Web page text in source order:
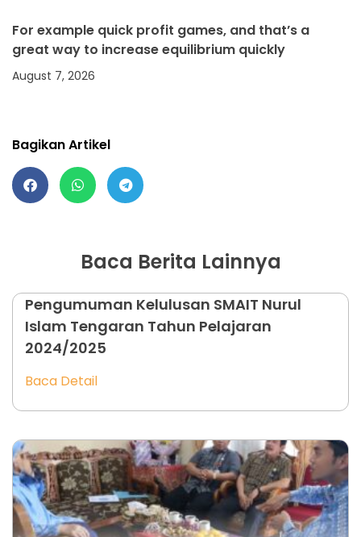
For example quick profit games, and that’s a
great way to increase equilibrium quickly
August 7, 2026
Bagikan Artikel
Baca Berita Lainnya
Pengumuman Kelulusan SMAIT Nurul
Islam Tengaran Tahun Pelajaran
2024/2025
Baca Detail